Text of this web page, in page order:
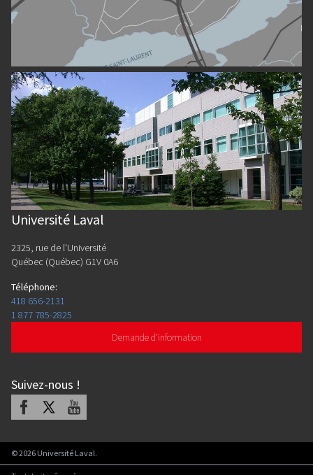
Université Laval
2325, rue de l'Université
Québec (Québec) G1V 0A6
Téléphone:
418 656-2131
1 877 785-2825
Demande d'information
Suivez-nous !
Facebook Youtube
©2026 Université Laval.